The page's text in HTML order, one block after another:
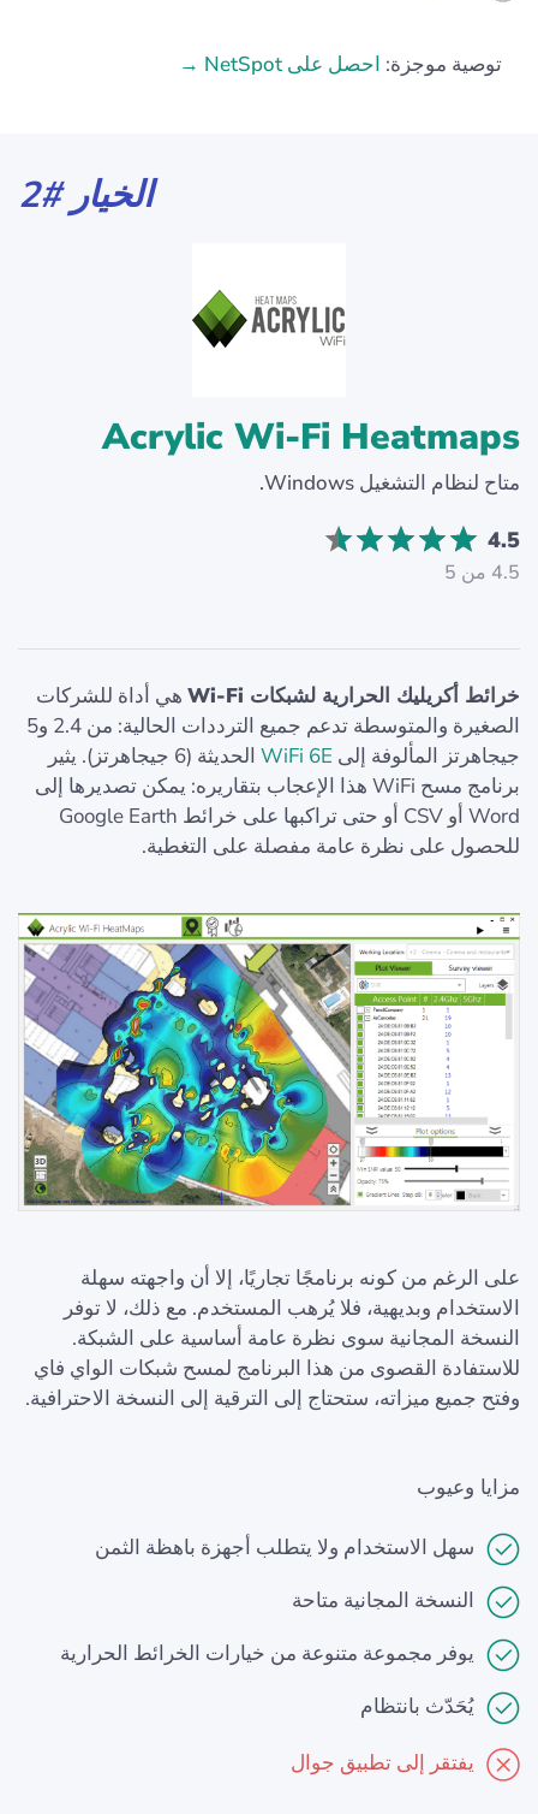
توصية موجزة: احصل على NetSpot
الخيار #2
Acrylic Wi-Fi Heatmaps
متاح لنظام التشغيل Windows.
4.5
4.5 من 5
خرائط أكريليك الحرارية لشبكات Wi‑Fi
هي أداة للشركات
الصغيرة والمتوسطة تدعم جميع الترددات الحالية: من 2.4 و5
جيجاهرتز المألوفة إلى WiFi 6E
الحديثة (6 جيجاهرتز). يثير
برنامج مسح WiFi هذا الإعجاب بتقاريره: يمكن تصديرها إلى
Word أو CSV أو حتى تراكبها على خرائط Google Earth
للحصول على نظرة عامة مفصلة على التغطية.
على الرغم من كونه برنامجًا تجاريًا، إلا أن واجهته سهلة
الاستخدام وبديهية، فلا يُرهب المستخدم. مع ذلك، لا توفر
النسخة المجانية سوى نظرة عامة أساسية على الشبكة.
للاستفادة القصوى من هذا البرنامج لمسح شبكات الواي فاي
وفتح جميع ميزاته، ستحتاج إلى الترقية إلى النسخة الاحترافية.
مزايا وعيوب
سهل الاستخدام ولا يتطلب أجهزة باهظة الثمن
النسخة المجانية متاحة
يوفر مجموعة متنوعة من خيارات الخرائط الحرارية
يُحَدّث بانتظام
يفتقر إلى تطبيق جوال